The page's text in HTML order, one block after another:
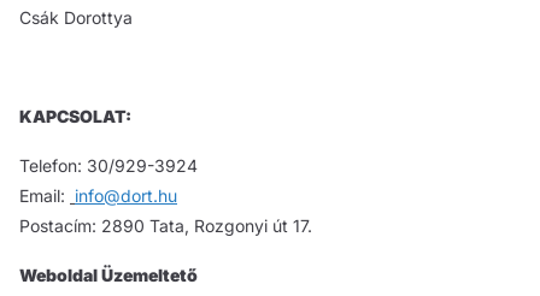
Csák Dorottya
KAPCSOLAT:
Telefon: 30/929-3924
Email: info@dort.hu
Postacím: 2890 Tata, Rozgonyi út 17.
Weboldal Üzemeltető